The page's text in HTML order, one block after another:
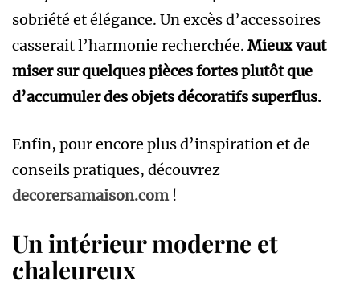
sobriété et élégance. Un excès d’accessoires
casserait l’harmonie recherchée. Mieux vaut
miser sur quelques pièces fortes plutôt que
d’accumuler des objets décoratifs superflus.
Enfin, pour encore plus d’inspiration et de
conseils pratiques, découvrez
decorersamaison.com !
Un intérieur moderne et
chaleureux